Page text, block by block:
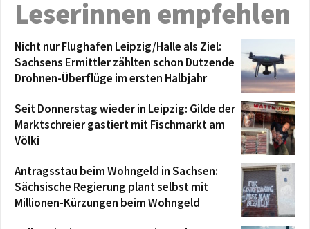
Leserinnen empfehlen
Nicht nur Flughafen Leipzig/Halle als Ziel:
Sachsens Ermittler zählten schon Dutzende
Drohnen-Überflüge im ersten Halbjahr
Seit Donnerstag wieder in Leipzig: Gilde der
Marktschreier gastiert mit Fischmarkt am
Völki
Antragsstau beim Wohngeld in Sachsen:
Sächsische Regierung plant selbst mit
Millionen-Kürzungen beim Wohngeld